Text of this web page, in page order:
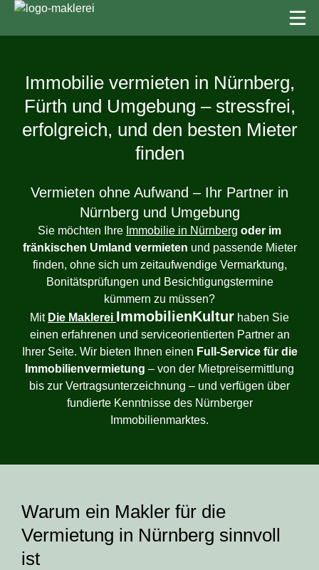
Immobilie vermieten in Nürnberg,
Fürth und Umgebung – stressfrei,
erfolgreich, und den besten Mieter
finden
Vermieten ohne Aufwand – Ihr Partner in
Nürnberg und Umgebung
Sie möchten Ihre Immobilie in Nürnberg oder im
fränkischen Umland vermieten und passende Mieter
finden, ohne sich um zeitaufwendige Vermarktung,
Bonitätsprüfungen und Besichtigungstermine
kümmern zu müssen?
Mit Die Maklerei ImmobilienKultur haben Sie
einen erfahrenen und serviceorientierten Partner an
Ihrer Seite. Wir bieten Ihnen einen Full-Service für die
Immobilienvermietung – von der Mietpreisermittlung
bis zur Vertragsunterzeichnung – und verfügen über
fundierte Kenntnisse des Nürnberger
Immobilienmarktes.
Warum ein Makler für die
Vermietung in Nürnberg sinnvoll
ist